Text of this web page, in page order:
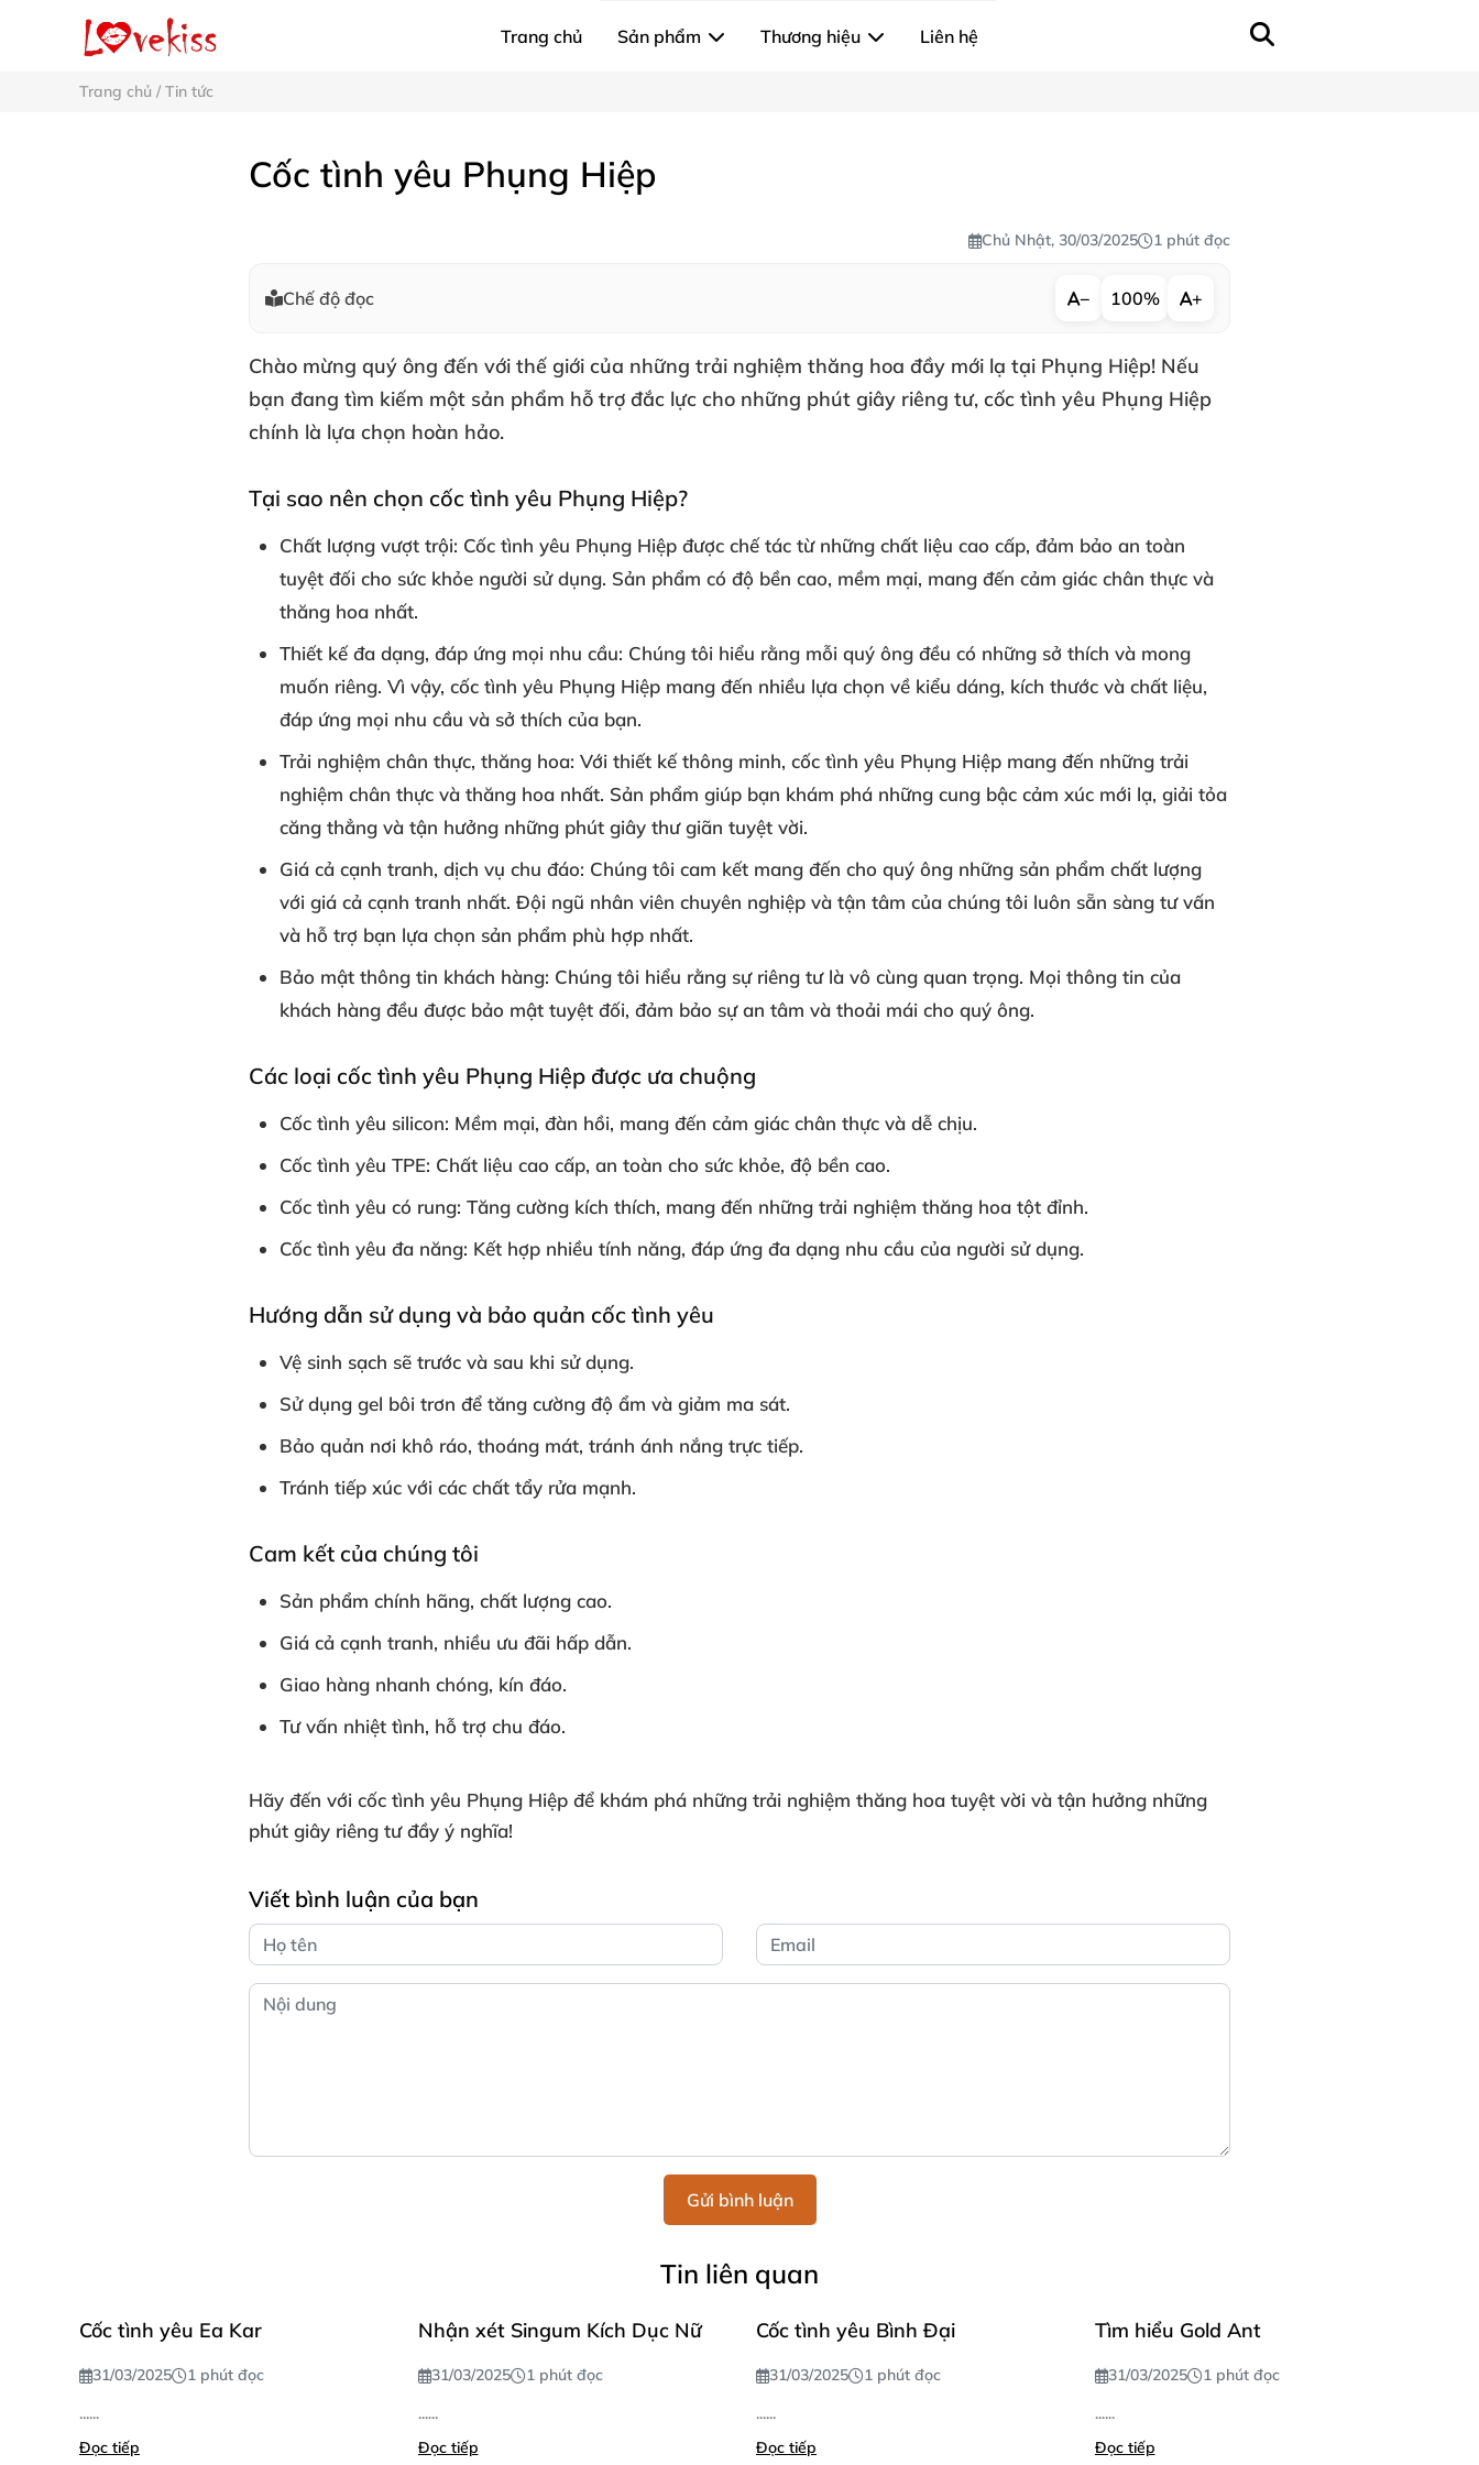
Trang chủ Sản phẩm Thương hiệu Liên hệ
Trang chủ / Tin tức
Cốc tình yêu Phụng Hiệp
Chủ Nhật, 30/03/2025 1 phút đọc
Chế độ đọc − 100% +
Chào mừng quý ông đến với thế giới của những trải nghiệm thăng hoa đầy mới lạ tại Phụng Hiệp! Nếu
bạn đang tìm kiếm một sản phẩm hỗ trợ đắc lực cho những phút giây riêng tư, cốc tình yêu Phụng Hiệp
chính là lựa chọn hoàn hảo.
Tại sao nên chọn cốc tình yêu Phụng Hiệp?
Chất lượng vượt trội: Cốc tình yêu Phụng Hiệp được chế tác từ những chất liệu cao cấp, đảm bảo an toàn
tuyệt đối cho sức khỏe người sử dụng. Sản phẩm có độ bền cao, mềm mại, mang đến cảm giác chân thực và
thăng hoa nhất.
Thiết kế đa dạng, đáp ứng mọi nhu cầu: Chúng tôi hiểu rằng mỗi quý ông đều có những sở thích và mong
muốn riêng. Vì vậy, cốc tình yêu Phụng Hiệp mang đến nhiều lựa chọn về kiểu dáng, kích thước và chất liệu,
đáp ứng mọi nhu cầu và sở thích của bạn.
Trải nghiệm chân thực, thăng hoa: Với thiết kế thông minh, cốc tình yêu Phụng Hiệp mang đến những trải
nghiệm chân thực và thăng hoa nhất. Sản phẩm giúp bạn khám phá những cung bậc cảm xúc mới lạ, giải tỏa
căng thẳng và tận hưởng những phút giây thư giãn tuyệt vời.
Giá cả cạnh tranh, dịch vụ chu đáo: Chúng tôi cam kết mang đến cho quý ông những sản phẩm chất lượng
với giá cả cạnh tranh nhất. Đội ngũ nhân viên chuyên nghiệp và tận tâm của chúng tôi luôn sẵn sàng tư vấn
và hỗ trợ bạn lựa chọn sản phẩm phù hợp nhất.
Bảo mật thông tin khách hàng: Chúng tôi hiểu rằng sự riêng tư là vô cùng quan trọng. Mọi thông tin của
khách hàng đều được bảo mật tuyệt đối, đảm bảo sự an tâm và thoải mái cho quý ông.
Các loại cốc tình yêu Phụng Hiệp được ưa chuộng
Cốc tình yêu silicon: Mềm mại, đàn hồi, mang đến cảm giác chân thực và dễ chịu.
Cốc tình yêu TPE: Chất liệu cao cấp, an toàn cho sức khỏe, độ bền cao.
Cốc tình yêu có rung: Tăng cường kích thích, mang đến những trải nghiệm thăng hoa tột đỉnh.
Cốc tình yêu đa năng: Kết hợp nhiều tính năng, đáp ứng đa dạng nhu cầu của người sử dụng.
Hướng dẫn sử dụng và bảo quản cốc tình yêu
Vệ sinh sạch sẽ trước và sau khi sử dụng.
Sử dụng gel bôi trơn để tăng cường độ ẩm và giảm ma sát.
Bảo quản nơi khô ráo, thoáng mát, tránh ánh nắng trực tiếp.
Tránh tiếp xúc với các chất tẩy rửa mạnh.
Cam kết của chúng tôi
Sản phẩm chính hãng, chất lượng cao.
Giá cả cạnh tranh, nhiều ưu đãi hấp dẫn.
Giao hàng nhanh chóng, kín đáo.
Tư vấn nhiệt tình, hỗ trợ chu đáo.
Hãy đến với cốc tình yêu Phụng Hiệp để khám phá những trải nghiệm thăng hoa tuyệt vời và tận hưởng những
phút giây riêng tư đầy ý nghĩa!
Viết bình luận của bạn
Gửi bình luận
Tin liên quan
Cốc tình yêu Ea Kar
31/03/2025
1 phút đọc
......
Đọc tiếp
Nhận xét Singum Kích Dục Nữ
31/03/2025
1 phút đọc
......
Đọc tiếp
Cốc tình yêu Bình Đại
31/03/2025
1 phút đọc
......
Đọc tiếp
Tìm hiểu Gold Ant
31/03/2025
1 phút đọc
......
Đọc tiếp